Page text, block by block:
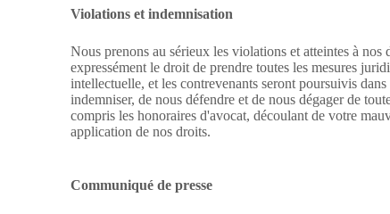
Violations et indemnisation
Nous prenons au sérieux les violations et atteintes à
expressément le droit de prendre toutes les mesures
intellectuelle, et les contrevenants seront poursuivis
indemniser, de nous défendre et de nous dégager de
compris les honoraires d'avocat, découlant de votre
application de nos droits.
Communiqué de presse